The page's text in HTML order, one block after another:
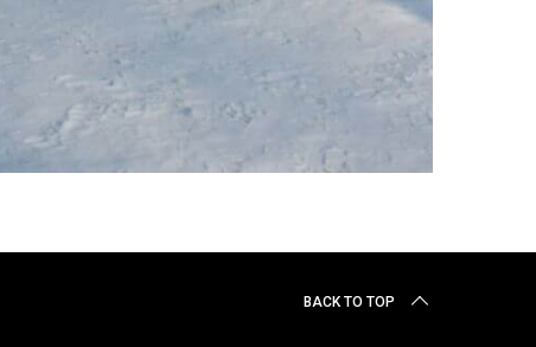
BACK TO TOP